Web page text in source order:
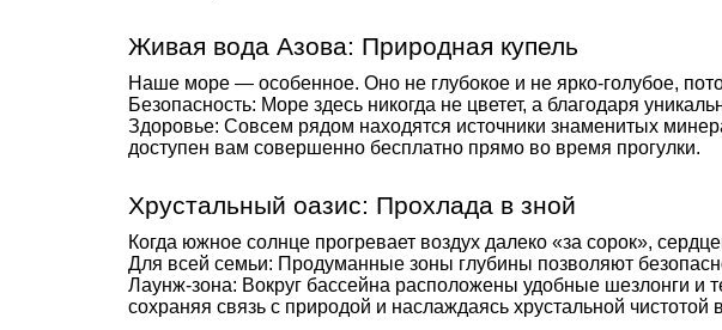
Живая вода Азова: Природная купель
Наше море — особенное. Оно не глубокое и не ярко-голубое,
Безопасность: Море здесь никогда не цветет, а благодаря
Здоровье: Совсем рядом находятся источники знаменитых
доступен вам совершенно бесплатно прямо во время прогулки.
Хрустальный оазис: Прохлада в зной
Когда южное солнце прогревает воздух далеко «за сорок»,
Для всей семьи: Продуманные зоны глубины позволяют
Лаунж-зона: Вокруг бассейна расположены удобные шезлонги и
сохраняя связь с природой и наслаждаясь хрустальной чистотой